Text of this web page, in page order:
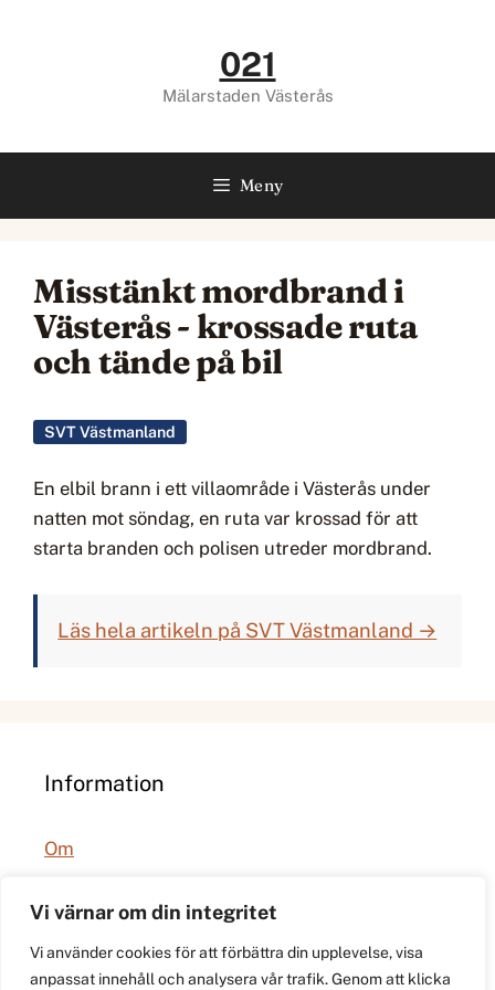
Vi värnar om din integritet
Vi använder cookies för att förbättra din upplevelse, visa
anpassat innehåll och analysera vår trafik. Genom att klicka
021
Mälarstaden Västerås
Meny
Misstänkt mordbrand i
Västerås - krossade ruta
och tände på bil
SVT Västmanland
En elbil brann i ett villaområde i Västerås under
natten mot söndag, en ruta var krossad för att
starta branden och polisen utreder mordbrand.
Läs hela artikeln på SVT Västmanland →
Information
Om